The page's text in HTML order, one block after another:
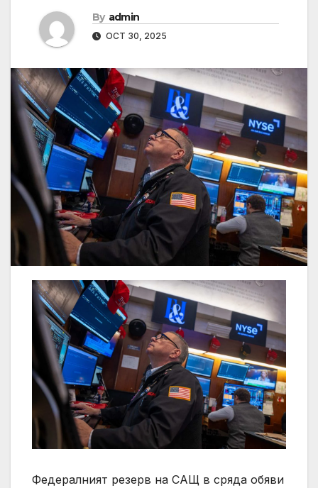
By admin
OCT 30, 2025
Федералният резерв на САЩ в сряда обяви